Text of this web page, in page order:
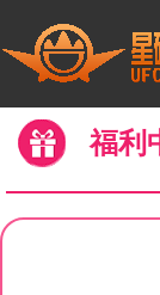
福利